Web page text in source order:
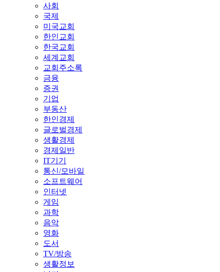
사회
국제
미국교회
한인교회
한국교회
세계교회
교회주소록
금융
증권
기업
부동산
한인경제
글로벌경제
생활경제
경제일반
IT기기
통신/모바일
소프트웨어
인터넷
게임
과학
음악
영화
도서
TV/방송
생활정보